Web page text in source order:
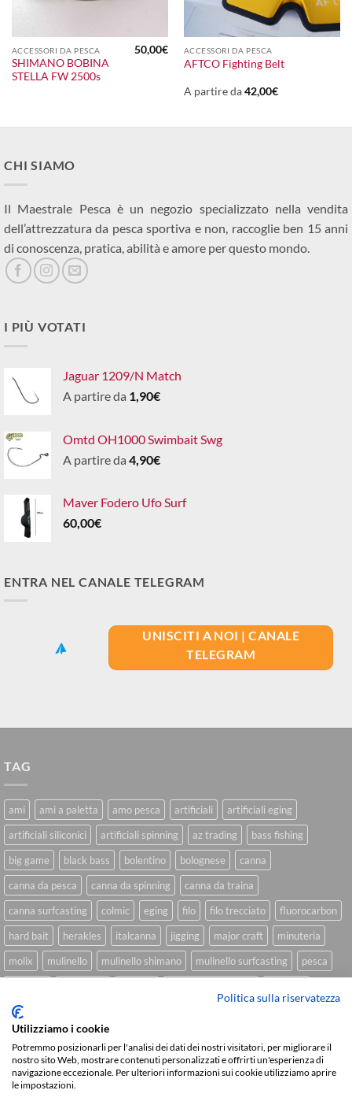
ACCESSORI DA PESCA
SHIMANO BOBINA
STELLA FW 2500s
50,00€ ACCESSORI DA PESCA
AFTCO Fighting Belt
A partire da42,00€
CHI SIAMO
Il Maestrale Pesca è un negozio specializzato nella vendita
dell’attrezzatura da pesca sportiva e non, raccoglie ben 15 anni
di conoscenza, pratica, abilità e amore per questo mondo.
I PIÙ VOTATI
Jaguar 1209/N Match
A partire da 1,90€
Omtd OH1000 Swimbait Swg
A partire da 4,90€
Maver Fodero Ufo Surf
60,00€
ENTRA NEL CANALE TELEGRAM
UNISCITI A NOI | CANALE
TELEGRAM
TAG
ami ami a paletta amo pesca artificiali
artificiali eging
artificiali siliconici
artificiali spinning az trading
bass fishing
big game
black bass bolentino bolognese
canna
canna da pesca
canna da spinning
canna da traina
canna surfcasting
colmic eging filo filo trecciato
fluorocarbon
hard bait
herakles italcanna jigging major craft
minuteria
molix
mulinello mulinello shimano mulinello surfcasting
pesca
spinning inshore
Sviluppato daWe Blink Design
Politica sulla riservatezza
Utilizziamo i cookie
Potremmo posizionarli per l'analisi dei dati dei nostri visitatori, per migliorare il
nostro sito Web, mostrare contenuti personalizzati e offrirti un'esperienza di
navigazione eccezionale. Per ulteriori informazioni sui cookie utilizziamo aprire
le impostazioni.